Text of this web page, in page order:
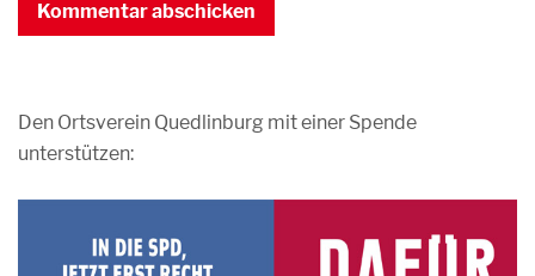
Den Ortsverein Quedlinburg mit einer Spende
unterstützen: